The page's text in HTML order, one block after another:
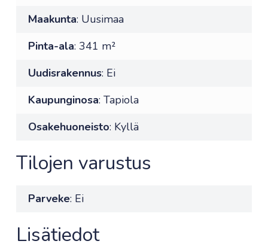
Maakunta: Uusimaa
Pinta-ala: 341 m²
Uudisrakennus: Ei
Kaupunginosa: Tapiola
Osakehuoneisto: Kyllä
Tilojen varustus
Parveke: Ei
Lisätiedot